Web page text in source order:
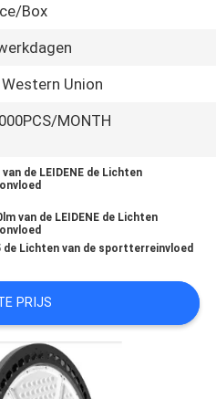
Box
Union
MONTH
van de LEIDENE de Lichten
van de LEIDENE de Lichten
de Lichten van de sportterreinvloed
PRIJS